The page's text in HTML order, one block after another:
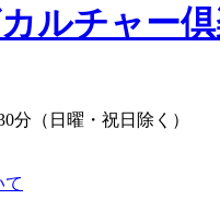
分（日曜・祝日除く）
て